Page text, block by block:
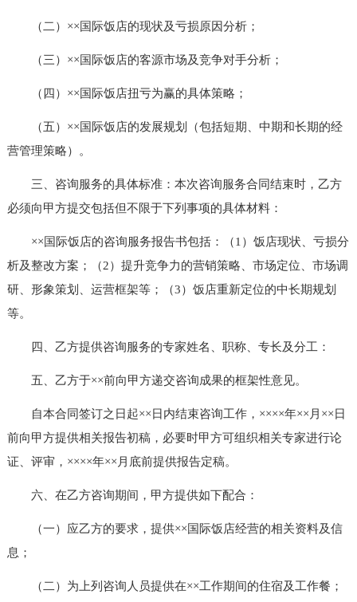
（二）××国际饭店的现状及亏损原因分析；
（三）××国际饭店的客源市场及竞争对手分析；
（四）××国际饭店扭亏为赢的具体策略；
（五）××国际饭店的发展规划（包括短期、中期和长期的经
营管理策略）。
三、咨询服务的具体标准：本次咨询服务合同结束时，乙方
必须向甲方提交包括但不限于下列事项的具体材料：
××国际饭店的咨询服务报告书包括：（1）饭店现状、亏损分
析及整改方案；（2）提升竞争力的营销策略、市场定位、市场调
研、形象策划、运营框架等；（3）饭店重新定位的中长期规划
等。
四、乙方提供咨询服务的专家姓名、职称、专长及分工：
五、乙方于××前向甲方递交咨询成果的框架性意见。
自本合同签订之日起××日内结束咨询工作，××××年××月××日
前向甲方提供相关报告初稿，必要时甲方可组织相关专家进行论
证、评审，××××年××月底前提供报告定稿。
六、在乙方咨询期间，甲方提供如下配合：
（一）应乙方的要求，提供××国际饭店经营的相关资料及信
息；
（二）为上列咨询人员提供在××工作期间的住宿及工作餐；